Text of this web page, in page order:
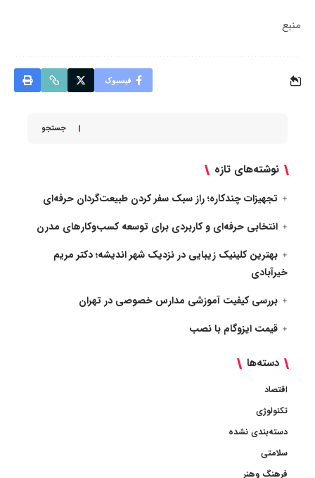
منبع
فیسبوک
جستجو
نوشته‌های تازه
تجهیزات چندکاره؛ راز سبک سفر کردن طبیعت‌گردان حرفه‌ای
انتخابی حرفه‌ای و کاربردی برای توسعه کسب‌وکارهای مدرن
بهترین کلینیک زیبایی در نزدیک شهر اندیشه؛ دکتر مریم
خیرآبادی
بررسی کیفیت آموزشی مدارس خصوصی در تهران
قیمت ایزوگام با نصب
دسته‌ها
اقتصاد
تکنولوژی
دسته‌بندی نشده
سلامتی
فرهنگ وهنر